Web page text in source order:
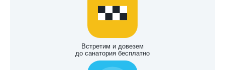
Встретим и довезем
до санатория бесплатно